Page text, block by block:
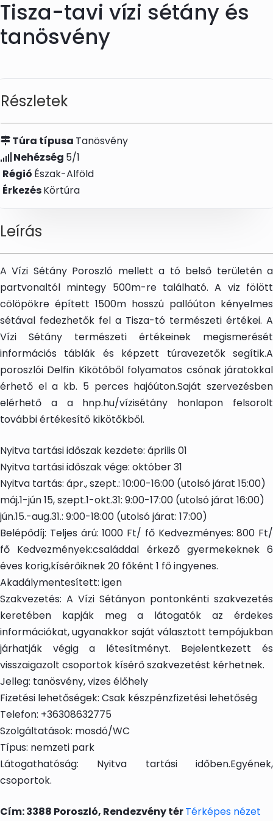
Skip to main content
Tisza-tavi vízi sétány és
tanösvény
Részletek
Túra típusa Tanösvény
Nehézség 5/1
Régió Észak-Alföld
ÉrkezésKörtúra
Leírás
A Vízi Sétány Poroszló mellett a tó belső területén a
partvonaltól mintegy 500m-re található. A viz fölött
cölöpökre épített 1500m hosszú pallóúton kényelmes
sétával fedezhetők fel a Tisza-tó természeti értékei. A
Vízi Sétány természeti értékeinek megismerését
információs táblák és képzett túravezetők segítik.A
poroszlói Delfin Kikötőből folyamatos csónak járatokkal
érhető el a kb. 5 perces hajóúton.Saját szervezésben
elérhető a a hnp.hu/vízisétány honlapon felsorolt
további értékesítő kikötőkből.
Nyitva tartási időszak kezdete: április 01
Nyitva tartási időszak vége: október 31
Nyitva tartás: ápr., szept.: 10:00-16:00 (utolsó járat 15:00)
máj.1-jún 15, szept.1-okt.31: 9:00-17:00 (utolsó járat 16:00)
jún.15.-aug.31.: 9:00-18:00 (utolsó járat: 17:00)
Belépődíj: Teljes árú: 1000 Ft/ fő Kedvezményes: 800 Ft/
fő Kedvezmények:családdal érkező gyermekeknek 6
éves korig,kísérőiknek 20 főként 1 fő ingyenes.
Akadálymentesített: igen
Szakvezetés: A Vízi Sétányon pontonkénti szakvezetés
keretében kapják meg a látogatók az érdekes
információkat, ugyanakkor saját választott tempójukban
járhatják végig a létesítményt. Bejelentkezett és
visszaigazolt csoportok kísérő szakvezetést kérhetnek.
Jelleg: tanösvény, vizes élőhely
Fizetési lehetőségek: Csak készpénzfizetési lehetőség
Telefon: +36308632775
Szolgáltatások: mosdó/WC
Típus: nemzeti park
Látogathatóság: Nyitva tartási időben.Egyének,
csoportok.
Cím: 3388 Poroszló, Rendezvény térTérképes nézet